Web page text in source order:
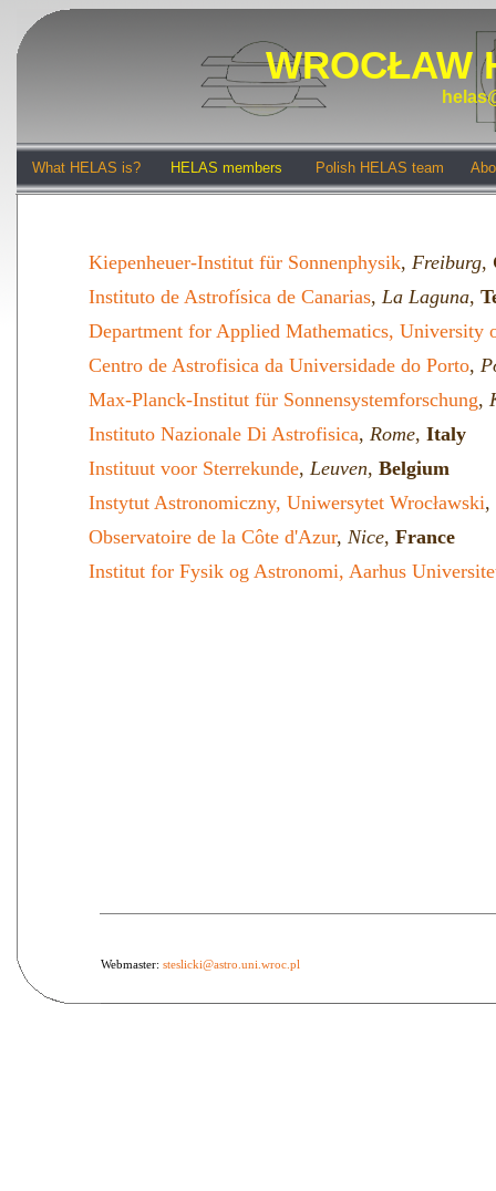
WROCŁAW
What HELAS is? HELAS members Polish HELAS team
Kiepenheuer-Institut für Sonnenphysik, Freiburg,
Instituto de Astrofísica de Canarias, La Laguna,
Department for Applied Mathematics, University
Centro de Astrofisica da Universidade do Porto,
Max-Planck-Institut für Sonnensystemforschung,
Instituto Nazionale Di Astrofisica, Rome, Italy
Instituut voor Sterrekunde, Leuven, Belgium
Instytut Astronomiczny, Uniwersytet Wrocławski,
Observatoire de la Côte d'Azur, Nice, France
Institut for Fysik og Astronomi, Aarhus
Webmaster: steslicki@astro.uni.wroc.pl